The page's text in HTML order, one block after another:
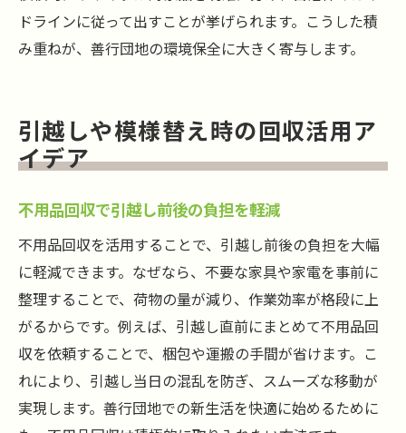
ドラインに従って出すことが挙げられます。こうした積
み重ねが、善行団地の環境保全に大きく寄与します。
引越しや模様替え時の回収活用ア
イデア
不用品回収で引越し前後の負担を軽減
不用品回収を活用することで、引越し前後の負担を大幅
に軽減できます。なぜなら、不要な家具や家電を事前に
整理することで、荷物の量が減り、作業効率が格段に上
がるからです。例えば、引越し直前にまとめて不用品回
収を依頼することで、梱包や運搬の手間が省けます。こ
れにより、引越し当日の混乱を防ぎ、スムーズな移動が
実現します。善行団地での新生活を快適に始めるために